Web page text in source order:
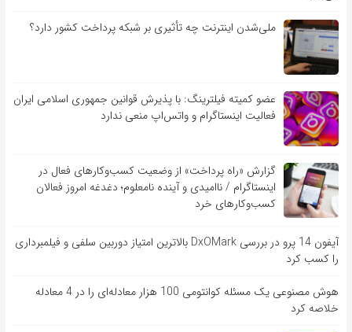
ملی‌شدن اینترنت چه تأثیری بر شبکه پرداخت کشور دارد؟
عضو کمیته فیلترینگ: با پذیرش قوانین جمهوری اسلامی ایران
فعالیت اینستاگرام و واتس‌اپ منعی ندارد
گزارش «راه پرداخت» از وضعیت کسب‌وکارهای فعال در
اینستاگرام / ناامیدی و آینده نامعلوم؛ دغدغه امروز فعالان
کسب‌وکارهای خرد
آیفون 14 پرو در بررسی DxOMark بالاترین امتیاز دوربین سلفی و فیلمبرداری
را کسب کرد
هوش مصنوعی یک مسئله کوانتومی 100 هزار معادله‌‎ای را در 4 معادله
خلاصه کرد